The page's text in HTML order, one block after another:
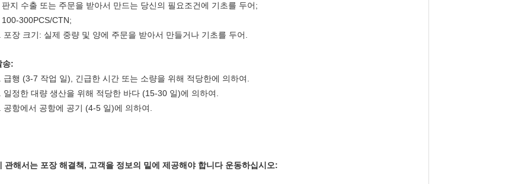
판지 수출 또는 주문을 받아서 만드는 당신의 필요조건에 기초를 두어;
100-300PCS/CTN;
포장 크기: 실제 중량 및 양에 주문을 받아서 만들거나 기초를 두어.
송:
급행 (3-7 작업 일), 긴급한 시간 또는 소량을 위해 적당한에 의하여.
일정한 대량 생산을 위해 적당한 바다 (15-30 일)에 의하여.
공항에서 공항에 공기 (4-5 일)에 의하여.
관해서는 포장 해결책, 고객을 정보의 밑에 제공해야 합니다 운동하십시오: